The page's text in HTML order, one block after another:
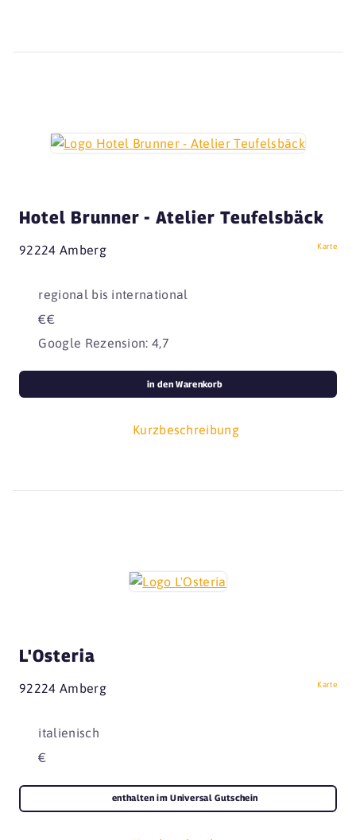
Hotel Brunner - Atelier Teufelsbäck
92224 Amberg Karte
regional bis international
€€
Google Rezension: 4,7
Kurzbeschreibung
in den Warenkorb
L'Osteria
92224 Amberg Karte
italienisch
€
enthalten im Universal Gutschein